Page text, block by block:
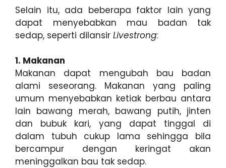
Selain itu, ada beberapa faktor lain yang
dapat menyebabkan mau badan tak
sedap, seperti dilansir Livestrong:
1. Makanan
Makanan dapat mengubah bau badan
alami seseorang. Makanan yang paling
umum menyebabkan ketiak berbau antara
lain bawang merah, bawang putih, jinten
dan bubuk kari, yang dapat tinggal di
dalam tubuh cukup lama sehingga bila
bercampur dengan keringat akan
meninggalkan bau tak sedap.